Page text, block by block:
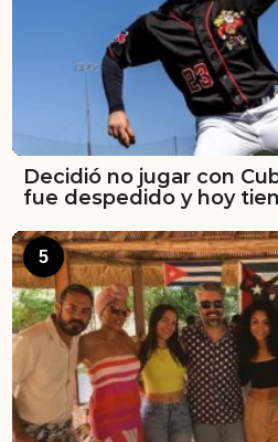
Decidió no jugar con
fue despedido y hoy
5